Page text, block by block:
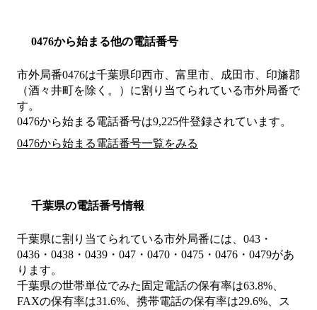
0476から始まる他の電話番号
市外局番0476は千葉県印西市、富里市、成田市、印旛郡
（酒々井町を除く。） に割り当てられている市外局番で
す。
0476から始まる電話番号は9,225件登録されています。
0476から始まる電話番号一覧をみる
千葉県の電話番号情報
千葉県に割り当てられている市外局番には、043・
0436・0438・0439・047・0470・0475・0476・0479があ
ります。
千葉県の世帯単位でみた固定電話の保有率は63.8%、
FAXの保有率は31.6%、携帯電話の保有率は29.6%、ス